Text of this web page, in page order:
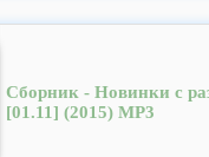
Сборник - Новинки с
[01.11] (2015) MP3